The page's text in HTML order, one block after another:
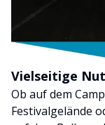
Vielseitige
Ob auf dem
Festivalgelände